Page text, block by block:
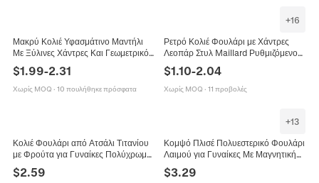
Μακρύ Κολιέ Υφασμάτινο Μαντήλι
Με Ξύλινες Χάντρες Και Γεωμετρικό
Ρητίνη Μενταγιόν Μποέμ Έθνικ
Ρετρό Κοσμήματα
$1.99-2.31
Χωρίς MOQ · 10 πουλήθηκε πρόσφατα
+16
Ρετρό Κολιέ Φουλάρι με Χάντρες
Λεοπάρ Στυλ Maillard Ρυθμιζόμενο
Σατέν Κορδέλα Choker Μενταγιόν
Καρδιά Χειροποίητα Κοσμήματα για
Γυναίκες
$1.10-2.04
Χωρίς MOQ · 11 προβολές
Κολιέ Φουλάρι από Ατσάλι Τιτανίου
με Φρούτα για Γυναίκες Πολύχρωμο
Μενταγιόν Λεμόνι Ακτινίδιο Μήλο
Τσίλι Choker από Πολυεστέρα
$2.59
+13
Κομψό Πλισέ Πολυεστερικό Φουλάρι
Λαιμού για Γυναίκες Με Μαγνητική
Πόρπη Καμέλια Τυπωμένο Λεοπάρ
Λουλουδάτο Γεωμετρικό Κολιέ
$3.29